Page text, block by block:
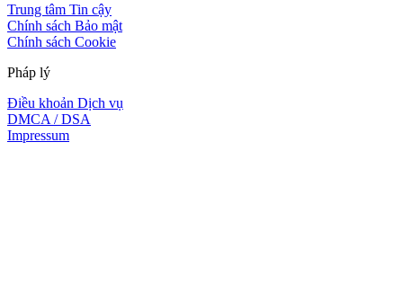
Trung tâm Tin cậy
Chính sách Bảo mật
Chính sách Cookie
Pháp lý
Điều khoản Dịch vụ
DMCA / DSA
Impressum